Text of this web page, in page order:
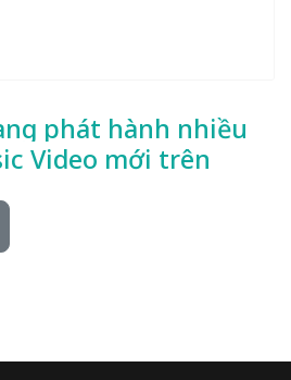
phát hành nhiều
Video mới trên